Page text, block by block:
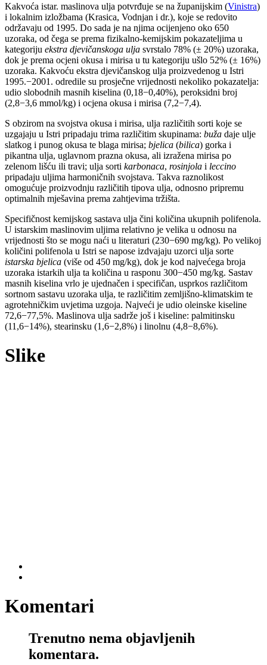
Kakvoća istar. maslinova ulja potvrđuje se na županijskim (Vinistra)
i lokalnim izložbama (Krasica, Vodnjan i dr.), koje se redovito
održavaju od 1995. Do sada je na njima ocijenjeno oko 650
uzoraka, od čega se prema fizikalno-kemijskim pokazateljima u
kategoriju ekstra djevičanskoga ulja svrstalo 78% (± 20%) uzoraka,
dok je prema ocjeni okusa i mirisa u tu kategoriju ušlo 52% (± 16%)
uzoraka. Kakvoću ekstra djevičanskog ulja proizvedenog u Istri
1995.−2001. odredile su prosječne vrijednosti nekoliko pokazatelja:
udio slobodnih masnih kiselina (0,18−0,40%), peroksidni broj
(2,8−3,6 mmol/kg) i ocjena okusa i mirisa (7,2−7,4).
S obzirom na svojstva okusa i mirisa, ulja različitih sorti koje se
uzgajaju u Istri pripadaju trima različitim skupinama: buža daje ulje
slatkog i punog okusa te blaga mirisa; bjelica (bilica) gorka i
pikantna ulja, uglavnom prazna okusa, ali izražena mirisa po
zelenom lišću ili travi; ulja sorti karbonaca, rosinjola i leccino
pripadaju uljima harmoničnih svojstava. Takva raznolikost
omogućuje proizvodnju različitih tipova ulja, odnosno pripremu
optimalnih mješavina prema zahtjevima tržišta.
Specifičnost kemijskog sastava ulja čini količina ukupnih polifenola.
U istarskim maslinovim uljima relativno je velika u odnosu na
vrijednosti što se mogu naći u literaturi (230−690 mg/kg). Po velikoj
količini polifenola u Istri se napose izdvajaju uzorci ulja sorte
istarska bjelica (više od 450 mg/kg), dok je kod najvećega broja
uzoraka istarkih ulja ta količina u rasponu 300−450 mg/kg. Sastav
masnih kiselina vrlo je ujednačen i specifičan, usprkos različitom
sortnom sastavu uzoraka ulja, te različitim zemljišno-klimatskim te
agrotehničkim uvjetima uzgoja. Najveći je udio oleinske kiseline
72,6−77,5%. Maslinova ulja sadrže još i kiseline: palmitinsku
(11,6−14%), stearinsku (1,6−2,8%) i linolnu (4,8−8,6%).
Slike
Komentari
Trenutno nema objavljenih
komentara.